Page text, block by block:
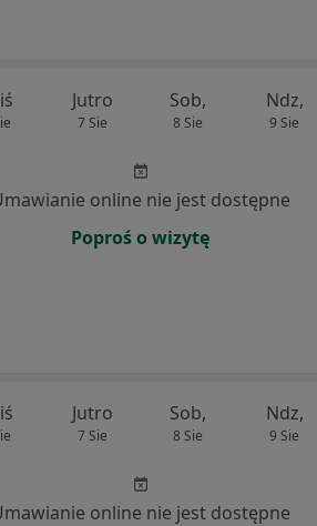
Jutro
7 Sie
Sob,
8 Sie
Ndz,
9 Sie
online nie jest dostępne
Poproś o wizytę
Jutro
7 Sie
Sob,
8 Sie
Ndz,
9 Sie
online nie jest dostępne